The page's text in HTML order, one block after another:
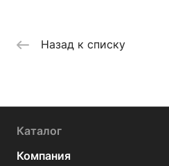
Назад к списку
Каталог
Компания